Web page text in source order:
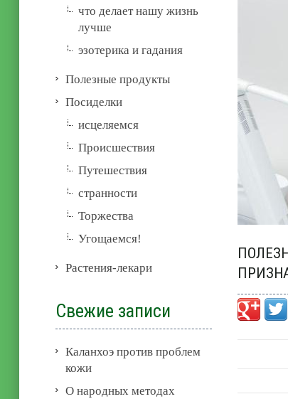
что делает нашу жизнь
лучше
эзотерика и гадания
Полезные продукты
Посиделки
иcцеляемся
Происшествия
Путешествия
странности
Торжества
Угощаемся!
Растения-лекари
Свежие записи
Каланхоэ против проблем
кожи
О народных методах